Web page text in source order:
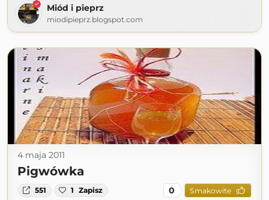
Miód i pieprz
miodipieprz.blogspot.com
4 maja 2011
Pigwówka
551 1 Zapisz 0 Smakowite